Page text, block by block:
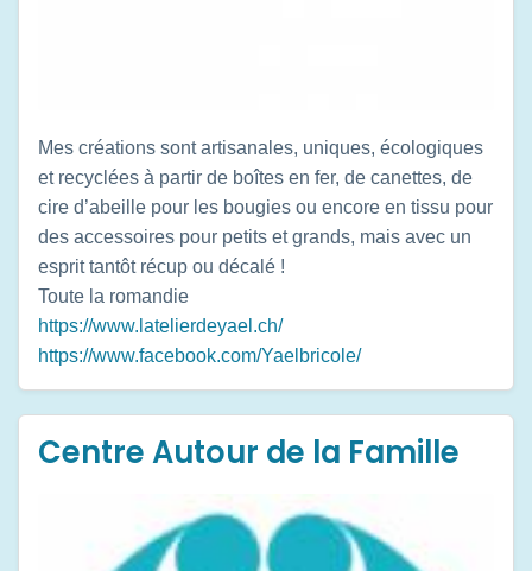
Mes créations sont artisanales, uniques, écologiques
et recyclées à partir de boîtes en fer, de canettes, de
cire d’abeille pour les bougies ou encore en tissu pour
des accessoires pour petits et grands, mais avec un
esprit tantôt récup ou décalé !
Toute la romandie
https://www.latelierdeyael.ch/
https://www.facebook.com/Yaelbricole/
Centre Autour de la Famille